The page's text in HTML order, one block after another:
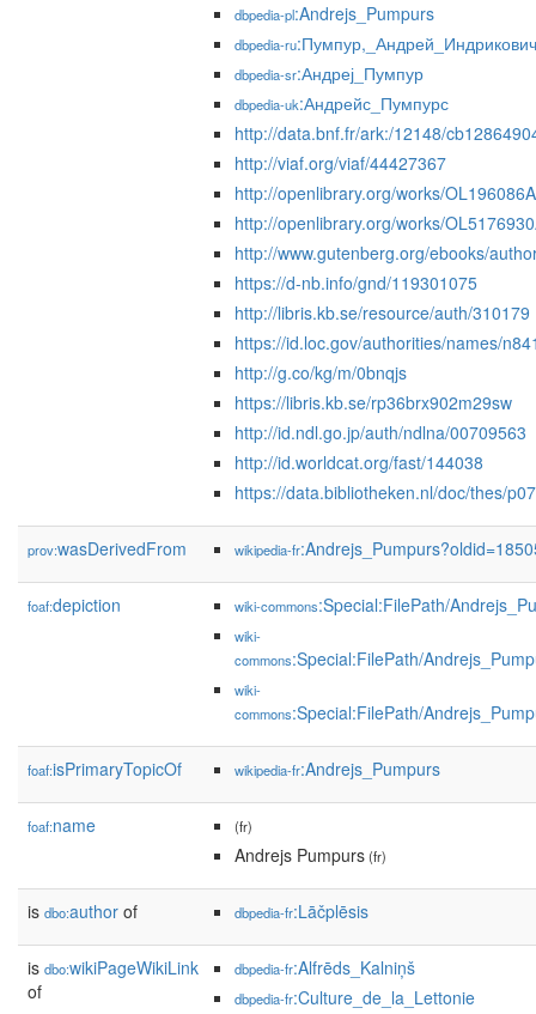
dbpedia-pl:Andrejs_Pumpurs
dbpedia-ru:Пумпур,_Андрей_Индрикович
dbpedia-sr:Андреј_Пумпур
dbpedia-uk:Андрейс_Пумпурс
http://data.bnf.fr/ark:/12148/
http://viaf.org/viaf/44427367
http://openlibrary.org/works/OL196086A
http://openlibrary.org/works/
http://www.gutenberg.org/ebooks/
https://d-nb.info/gnd/119301075
http://libris.kb.se/resource/auth/310179
https://id.loc.gov/authorities/names/
http://g.co/kg/m/0bnqjs
https://libris.kb.se/rp36brx902m29sw
http://id.ndl.go.jp/auth/ndlna/00709563
http://id.worldcat.org/fast/144038
https://data.bibliotheken.nl/doc/thes/
prov:wasDerivedFrom wikipedia-fr
foaf:depiction wiki-commons:Special:FilePath/
wiki-
commons:Special:FilePath/
wiki-
commons:Special:FilePath/
foaf:isPrimaryTopicOf wikipedia-fr:Andrejs_Pumpurs
foaf:name (fr)
Andrejs Pumpurs(fr)
is dbo:author of dbpedia-fr:Lāčplēsis
is dbo:wikiPageWikiLink
of
dbpedia-fr:Alfrēds_Kalniņš
dbpedia-fr:Culture_de_la_Lettonie